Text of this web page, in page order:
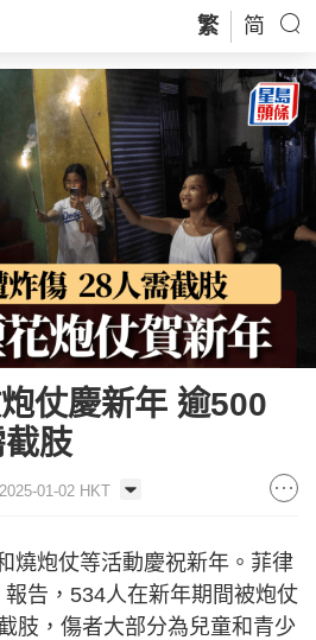
繁 简
仗慶新年 逾500
肢
01-02 HKT
燒炮仗等活動慶祝新年。菲律
告，534人在新年期間被炮仗
肢，傷者大部分為兒童和青少